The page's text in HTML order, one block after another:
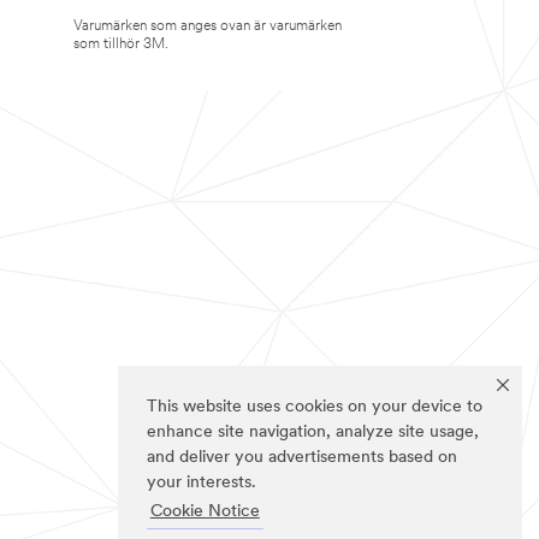
This website uses cookies on your device to
enhance site navigation, analyze site usage,
and deliver you advertisements based on
your interests.
Cookie Notice
Varumärken som anges ovan är varumärken
som tillhör 3M.